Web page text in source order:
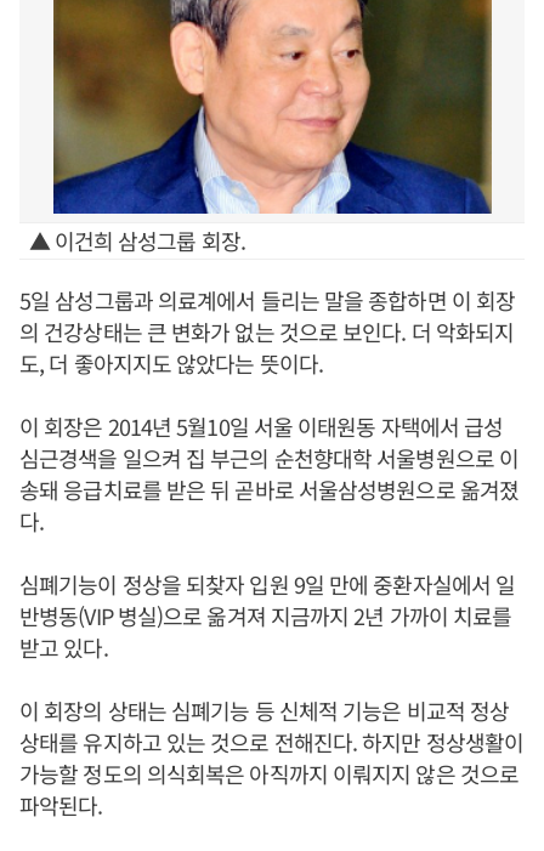
▲ 이건희 삼성그룹 회장.
5일 삼성그룹과 의료계에서 들리는 말을 종합하면 이 회장
의 건강상태는 큰 변화가 없는 것으로 보인다. 더 악화되지
도, 더 좋아지지도 않았다는 뜻이다.
이 회장은 2014년 5월10일 서울 이태원동 자택에서 급성
심근경색을 일으켜 집 부근의 순천향대학 서울병원으로 이
송돼 응급치료를 받은 뒤 곧바로 서울삼성병원으로 옮겨졌
다.
심폐기능이 정상을 되찾자 입원 9일 만에 중환자실에서 일
반병동(VIP 병실)으로 옮겨져 지금까지 2년 가까이 치료를
받고 있다.
이 회장의 상태는 심폐기능 등 신체적 기능은 비교적 정상
상태를 유지하고 있는 것으로 전해진다. 하지만 정상생활이
가능할 정도의 의식회복은 아직까지 이뤄지지 않은 것으로
파악된다.